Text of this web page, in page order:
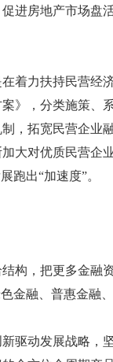
进房地产市场盘
力扶持民营经
》，分类施策、
，拓宽民营企业
大对优质民营企
跑出“加速度”。
，把更多金融
金融、普惠金融
动发展战略，